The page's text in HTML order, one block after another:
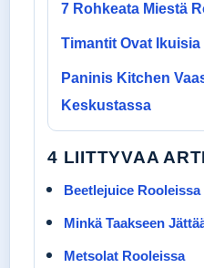
7 Rohkeata Miestä
Timantit Ovat
Paninis Kitchen
Keskustassa
4 LIITTYVAA
Beetlejuice Rooleissa
Minkä Taakseen
Metsolat Rooleissa